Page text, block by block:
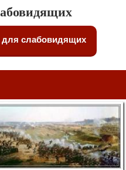
слабовидящих